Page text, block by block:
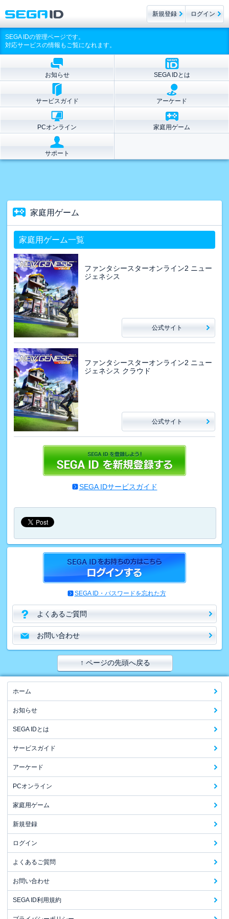
SEGA IDの管理ページです。
対応サービスの情報もご覧になれます。
お知らせ SEGA IDとは
サービスガイド アーケード
PCオンライン 家庭用ゲーム
サポート
家庭用ゲーム
家庭用ゲーム一覧
ファンタシースターオンライン2 ニュー
ジェネシス
公式サイト
ファンタシースターオンライン2 ニュー
ジェネシス クラウド
公式サイト
SEGA IDサービスガイド
SEGA ID・パスワードを忘れた方
よくあるご質問
お問い合わせ
新規登録 ログイン
↑ ページの先頭へ戻る
ホーム
お知らせ
SEGA IDとは
サービスガイド
アーケード
PCオンライン
家庭用ゲーム
新規登録
ログイン
よくあるご質問
お問い合わせ
SEGA ID利用規約